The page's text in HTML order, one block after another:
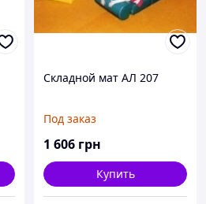
Складной мат АЛ 207
Под заказ
1 606 грн
Купить